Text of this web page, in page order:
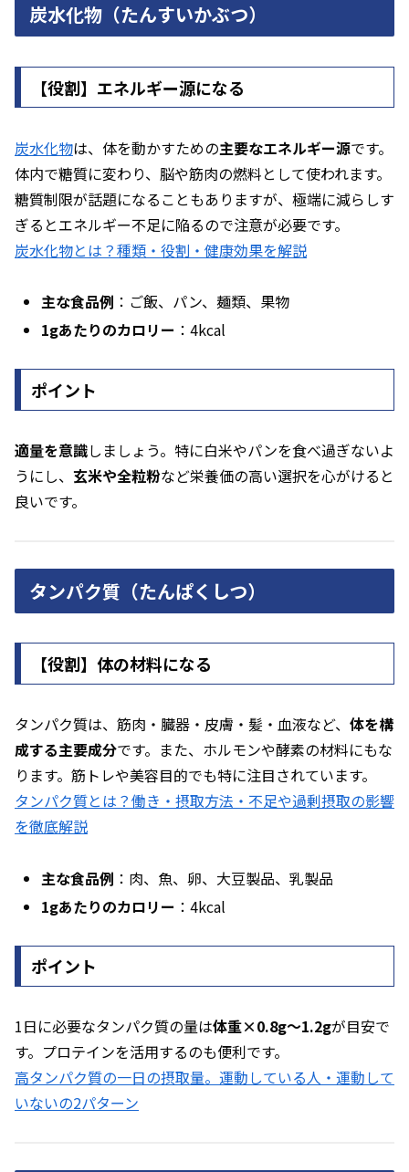
炭水化物（たんすいかぶつ）
【役割】エネルギー源になる
炭水化物は、体を動かすための主要なエネルギー源です。
体内で糖質に変わり、脳や筋肉の燃料として使われます。
糖質制限が話題になることもありますが、極端に減らしす
ぎるとエネルギー不足に陥るので注意が必要です。
炭水化物とは？種類・役割・健康効果を解説
主な食品例 ：ご飯、パン、麺類、果物
1gあたりのカロリー ：4kcal
ポイント
適量を意識しましょう。特に白米やパンを食べ過ぎないよ
うにし、 玄米や全粒粉など栄養価の高い選択を心がけると
良いです。
タンパク質（たんぱくしつ）
【役割】体の材料になる
タンパク質は、筋肉・臓器・皮膚・髪・血液など、 体を構
成する主要成分です。また、ホルモンや酵素の材料にもな
ります。筋トレや美容目的でも特に注目されています。
タンパク質とは？働き・摂取方法・不足や過剰摂取の影響
を徹底解説
主な食品例 ：肉、魚、卵、大豆製品、乳製品
1gあたりのカロリー ：4kcal
ポイント
1日に必要なタンパク質の量は体重×0.8g〜1.2gが目安で
す。プロテインを活用するのも便利です。
高タンパク質の一日の摂取量。運動している人・運動して
いないの2パターン